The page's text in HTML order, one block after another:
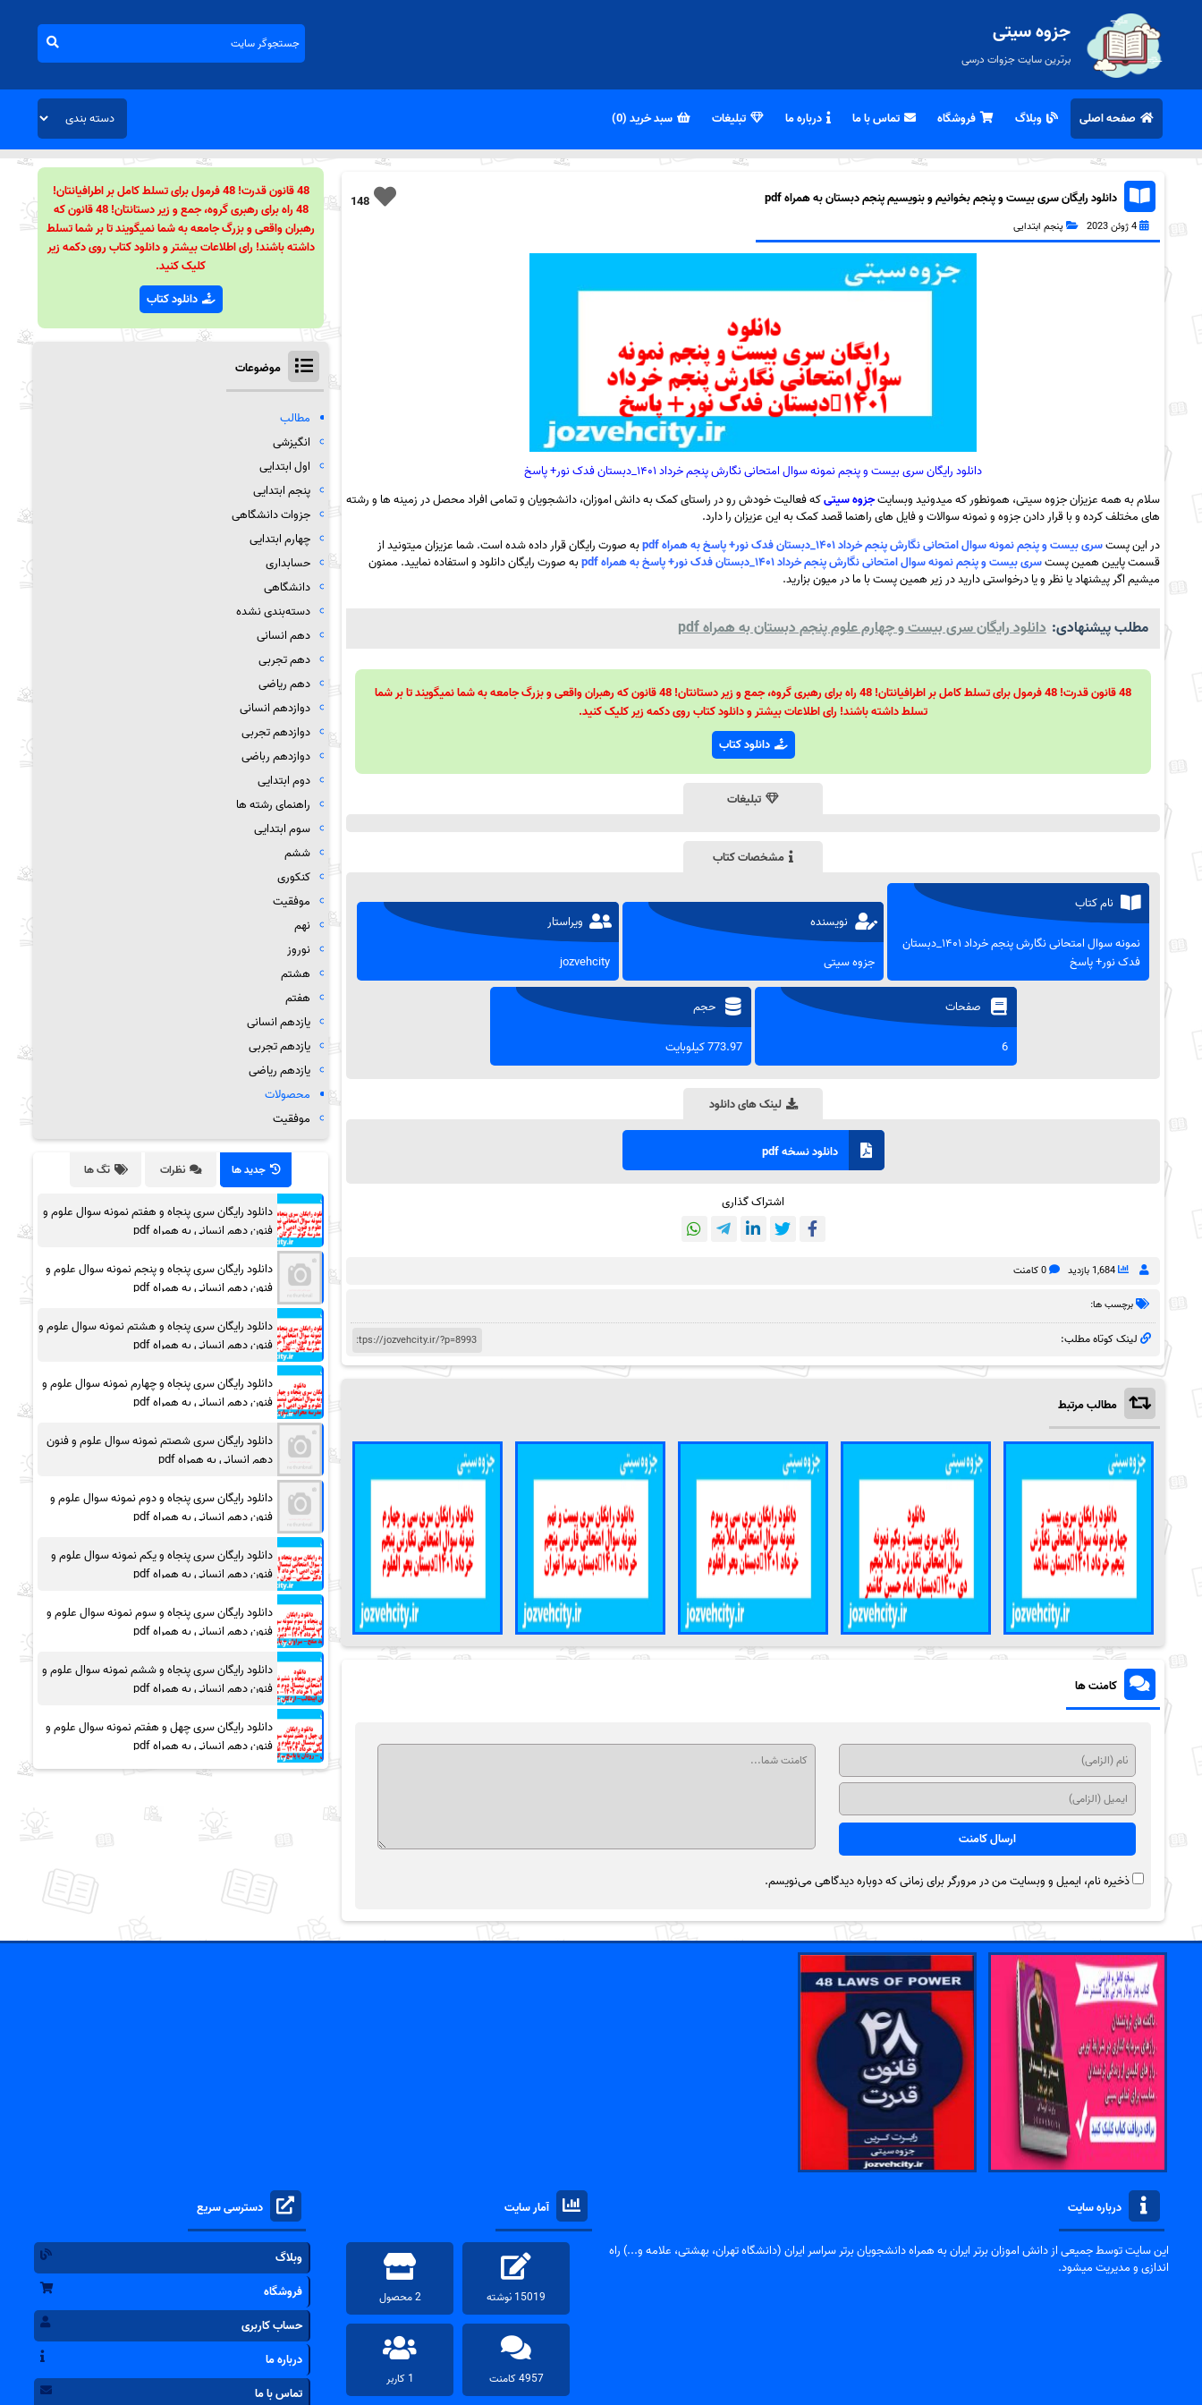
جزوه سیتی
برترین سایت جزوات درسی
صفحه اصلی وبلاگ فروشگاه تماس با ما درباره ما تبلیغات سبد خرید (0)
148 دانلود رایگان سری بیست و پنجم بخوانیم و بنویسیم پنجم دبستان به همراه pdf
4 ژوئن 2023 پنجم ابتدایی
دانلود رایگان سری بیست و پنجم نمونه سوال امتحانی نگارش پنجم خرداد ۱۴۰۱_دبستان فدک نور+ پاسخ
سلام به همه عزیزان جزوه سیتی، همونطور که میدونید وبسایتجزوه سیتیکه فعالیت خودش رو در راستای کمک به دانش اموزان، دانشجویان و تمامی افراد محصل در زمینه ها و رشته
های مختلف کرده و با قرار دادن جزوه و نمونه سوالات و فایل های راهنما قصد کمک به این عزیزان را دارد.
در این پستسری بیست و پنجم نمونه سوال امتحانی نگارش پنجم خرداد ۱۴۰۱_دبستان فدک نور+ پاسخ به همراه pdf
به صورت رایگان قرار داده شده است. شما عزیزان میتونید از
قسمت پایین همین پستسری بیست و پنجم نمونه سوال امتحانی نگارش پنجم خرداد ۱۴۰۱_دبستان فدک نور+ پاسخ به همراه pdf
به صورت رایگان دانلود و استفاده نمایید. ممنون
میشیم اگر پیشنهاد یا نظر و یا درخواستی دارید در زیر همین پست با ما در میون بزارید.
مطلب پیشنهادی: دانلود رایگان سری بیست و چهارم علوم پنجم دبستان به همراه pdf
48 قانون قدرت! 48 فرمول برای تسلط کامل بر اطرافیانتان! 48 راه برای رهبری گروه، جمع و زیر دستانتان! 48 قانون که رهبران واقعی و بزرگ جامعه به شما نمیگویند تا بر شما
تسلط داشته باشند! رای اطلاعات بیشتر و دانلود کتاب روی دکمه زیر کلیک کنید.
دانلود کتاب
تبلیغات
مشخصات کتاب
نام کتاب
نمونه سوال امتحانی نگارش پنجم خرداد ۱۴۰۱_دبستان
فدک نور+ پاسخ
نویسنده
جزوه سیتی
ویراستار
jozvehcity
صفحات
6
حجم
773.97 کیلوبایت
لینک های دانلود
دانلود نسخه pdf
اشتراک گذاری
1,684 بازدید 0 کامنت
برچسب ها:
لینک کوتاه مطلب:
مطالب مرتبط
کامنت ها
ذخیره نام، ایمیل و وبسایت من در مرورگر برای زمانی که دوباره دیدگاهی می‌نویسم.
48 قانون قدرت! 48 فرمول برای تسلط کامل بر اطرافیانتان!
48 راه برای رهبری گروه، جمع و زیر دستانتان! 48 قانون که
رهبران واقعی و بزرگ جامعه به شما نمیگویند تا بر شما تسلط
داشته باشند! رای اطلاعات بیشتر و دانلود کتاب روی دکمه زیر
کلیک کنید.
دانلود کتاب
موضوعات
مطالب
انگیزشی
اول ابتدایی
پنجم ابتدایی
جزوات دانشگاهی
چهارم ابتدایی
حسابداری
دانشگاهی
دسته‌بندی نشده
دهم انسانی
دهم تجربی
دهم ریاضی
دوازدهم انسانی
دوازدهم تجربی
دوازدهم رباضی
دوم ابتدایی
راهنمای رشته ها
سوم ابتدایی
ششم
کنکوری
موفقیت
نهم
نوروز
هشتم
هفتم
یازدهم انسانی
یازدهم تجربی
یازدهم ریاضی
محصولات
موفقیت
جدید ها نظرات تگ ها
دانلود رایگان سری پنجاه و هفتم نمونه سوال علوم و
فنون دهم انسانی به همراه pdf
دانلود رایگان سری پنجاه و پنجم نمونه سوال علوم و
فنون دهم انسانی به همراه pdf
دانلود رایگان سری پنجاه و هشتم نمونه سوال علوم و
فنون دهم انسانی به همراه pdf
دانلود رایگان سری پنجاه و چهارم نمونه سوال علوم و
فنون دهم انسانی به همراه pdf
دانلود رایگان سری شصتم نمونه سوال علوم و فنون
دهم انسانی به همراه pdf
دانلود رایگان سری پنجاه و دوم نمونه سوال علوم و
فنون دهم انسانی به همراه pdf
دانلود رایگان سری پنجاه و یکم نمونه سوال علوم و
فنون دهم انسانی به همراه pdf
دانلود رایگان سری پنجاه و سوم نمونه سوال علوم و
فنون دهم انسانی به همراه pdf
دانلود رایگان سری پنجاه و ششم نمونه سوال علوم و
فنون دهم انسانی به همراه pdf
دانلود رایگان سری چهل و هفتم نمونه سوال علوم و
فنون دهم انسانی به همراه pdf
درباره سایت
این سایت توسط جمیعی از دانش اموزان برتر ایران به همراه دانشجویان برتر سراسر ایران (دانشگاه تهران، بهشتی، علامه و...) راه
اندازی و مدیریت میشود.
آمار سایت
15019 نوشته 2 محصول
4957 کامنت 1 کاربر
دسترسی سریع
وبلاگ
فروشگاه
حساب کاربری
درباره ما
تماس با ما